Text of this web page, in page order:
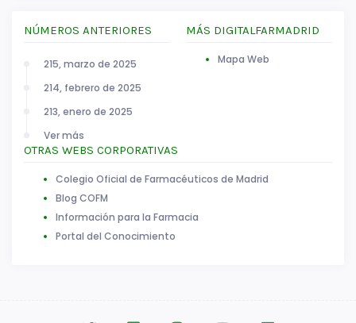
NÚMEROS ANTERIORES
215, marzo de 2025
214, febrero de 2025
213, enero de 2025
Ver más
MÁS DIGITALFARMADRID
Mapa Web
OTRAS WEBS CORPORATIVAS
Colegio Oficial de Farmacéuticos de Madrid
Blog COFM
Información para la Farmacia
Portal del Conocimiento